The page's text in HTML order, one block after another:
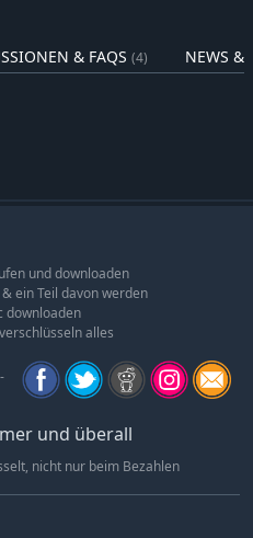
auf die Schwerkraft, Arme
und Schmutz sammelt sich
Einklappen wieder löst. Das
Die Maschinen sehen nicht
& FAQS (4) NEWS &
und downloaden
ein Teil davon werden
downloaden
alles
und überall
nicht nur beim Bezahlen